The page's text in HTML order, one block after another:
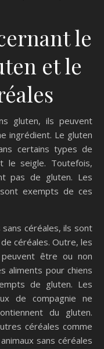
le
et le
gluten, ils peuvent
ingrédient. Le gluten
certains types de
le seigle. Toutefois,
pas de gluten. Les
exempts de ces
céréales, ils sont
céréales. Outre, les
être ou non
aliments pour chiens
de gluten. Les
de compagnie ne
du gluten.
céréales comme
sans céréales